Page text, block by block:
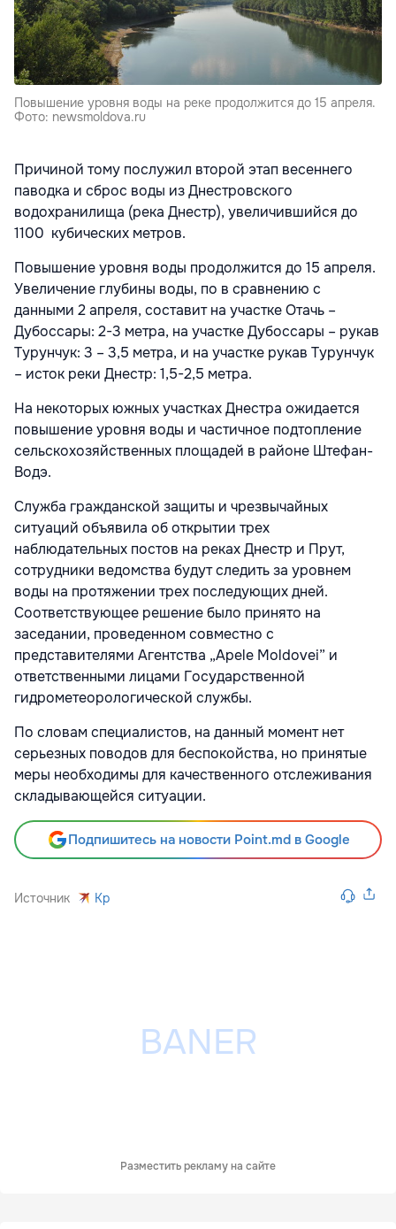
Повышение уровня воды на реке продолжится до 15 апреля.
Фото: newsmoldova.ru
Причиной тому послужил второй этап весеннего
паводка и сброс воды из Днестровского
водохранилища (река Днестр), увеличившийся до
1100 кубических метров.
Повышение уровня воды продолжится до 15 апреля.
Увеличение глубины воды, по в сравнению с
данными 2 апреля, составит на участке Отачь –
Дубоссары: 2-3 метра, на участке Дубоссары – рукав
Турунчук: 3 – 3,5 метра, и на участке рукав Турунчук
– исток реки Днестр: 1,5-2,5 метра.
На некоторых южных участках Днестра ожидается
повышение уровня воды и частичное подтопление
сельскохозяйственных площадей в районе Штефан-
Водэ.
Служба гражданской защиты и чрезвычайных
ситуаций объявила об открытии трех
наблюдательных постов на реках Днестр и Прут,
сотрудники ведомства будут следить за уровнем
воды на протяжении трех последующих дней.
Соответствующее решение было принято на
заседании, проведенном совместно с
представителями Агентства „Apele Moldovei” и
ответственными лицами Государственной
гидрометеорологической службы.
По словам специалистов, на данный момент нет
серьезных поводов для беспокойства, но принятые
меры необходимы для качественного отслеживания
складывающейся ситуации.
Подпишитесь на новости Point.md в Google
Источник Kp
Разместить рекламу на сайте